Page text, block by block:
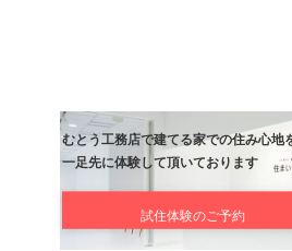
しています。
地元で培った経験と信頼を活かし、